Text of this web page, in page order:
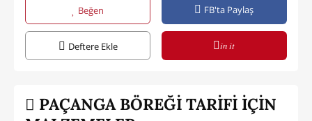
Beğen FB'ta Paylaş
Deftere Ekle in it
PAÇANGA BÖREĞİ TARİFİ İÇİN